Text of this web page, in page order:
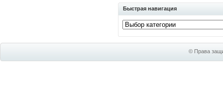
Быстрая навигация
© Права